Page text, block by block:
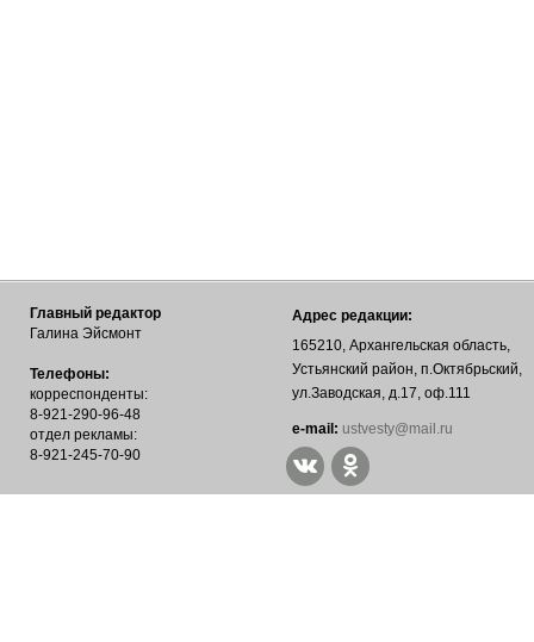
Главный редактор
Галина Эйсмонт
Телефоны:
корреспонденты:
8-921-290-96-48
отдел рекламы:
8-921-245-70-90
Адрес редакции:
165210, Архангельская область,
Устьянский район, п.Октябрьский,
ул.Заводская, д.17, оф.111
е-mail: ustvesty@mail.ru